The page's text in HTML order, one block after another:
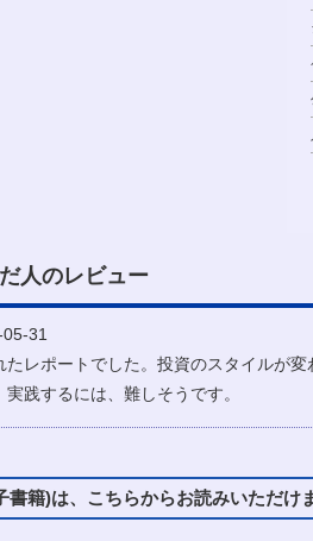
人のレビュー
31
レポートでした。投資のスタイルが変
践するには、難しそうです。
籍)は、こちらからお読みいただけま